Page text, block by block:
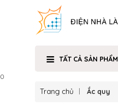
TẤT CẢ SẢN PHẨM
0
Trang chủ Ắc quy